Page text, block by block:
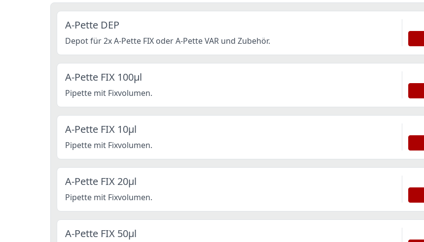
A-Pette DEP
Depot für 2x A-Pette FIX oder A-Pette VAR und Zubehör.
A-Pette FIX 100µl
Pipette mit Fixvolumen.
A-Pette FIX 10µl
Pipette mit Fixvolumen.
A-Pette FIX 20µl
Pipette mit Fixvolumen.
A-Pette FIX 50µl